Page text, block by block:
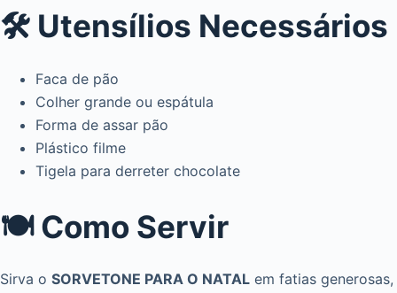
🛠️ Utensílios Necessários
Faca de pão
Colher grande ou espátula
Forma de assar pão
Plástico filme
Tigela para derreter chocolate
🍽️ Como Servir
Sirva o SORVETONE PARA O NATAL em fatias generosas,